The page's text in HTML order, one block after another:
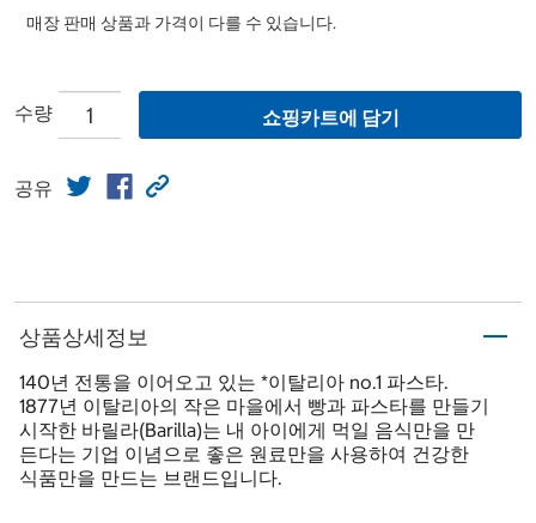
매장 판매 상품과 가격이 다를 수 있습니다.
수량 쇼핑카트에 담기
공유
상품상세정보
140년 전통을 이어오고 있는 *이탈리아 no.1 파스타.
1877년 이탈리아의 작은 마을에서 빵과 파스타를 만들기
시작한 바릴라(Barilla)는 내 아이에게 먹일 음식만을 만
든다는 기업 이념으로 좋은 원료만을 사용하여 건강한
식품만을 만드는 브랜드입니다.